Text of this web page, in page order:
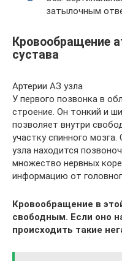
затылочным
Кровообращение
сустава
Артерии АЗ узла
У первого позвонка в
строение. Он тонкий и
позволяет внутри
участку спинного
узла находится
множество нервных
информацию от
Кровообращение в
свободным. Если оно
происходить такие